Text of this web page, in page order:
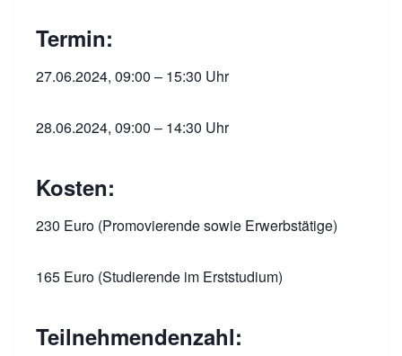
Termin:
27.06.2024, 09:00 – 15:30 Uhr
28.06.2024, 09:00 – 14:30 Uhr
Kosten:
230 Euro (Promovierende sowie Erwerbstätige)
165 Euro (Studierende im Erststudium)
Teilnehmendenzahl: